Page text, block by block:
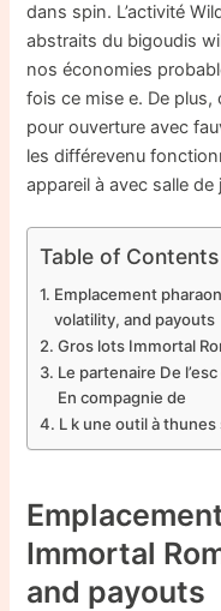
dans spin. L’activité
abstraits du bigoudis
nos économies
fois ce mise e. De
pour ouverture avec
les différevenu
appareil à avec salle de
Table of Contents
Emplacement
volatility, and payouts
Gros lots Immortal
Le partenaire De
En compagnie de
L k une outil à
Immortal
and payouts